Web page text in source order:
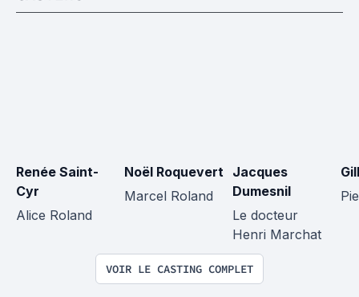
Renée Saint-
Cyr
Alice Roland
Noël Roquevert
Marcel Roland
Jacques
Dumesnil
Le docteur
Henri Marchat
VOIR LE CASTING COMPLET